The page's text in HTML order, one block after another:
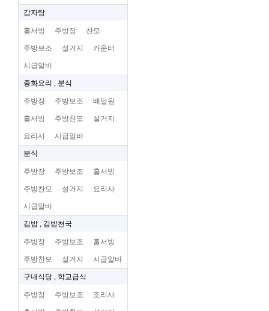
감자탕
홀서빙 주방장 찬모
주방보조 설거지 카운터
시급알바
중화요리 , 분식
주방장 주방보조 배달원
홀서빙 주방찬모 설거지
요리사 시급알바
분식
주방장 주방보조 홀서빙
주방찬모 설거지 요리사
시급알바
김밥 , 김밥천국
주방장 주방보조 홀서빙
주방찬모 설거지 시급알바
구내식당 , 학교급식
주방장 주방보조 조리사